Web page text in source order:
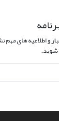
و اطلاعیه های مهم